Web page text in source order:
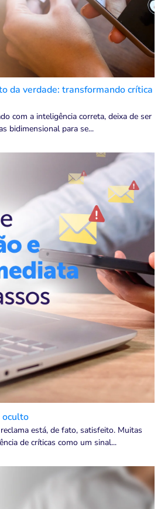
da verdade: transformando crítica
com a inteligência correta, deixa de ser
bidimensional para se...
oculto
está, de fato, satisfeito. Muitas
de críticas como um sinal...